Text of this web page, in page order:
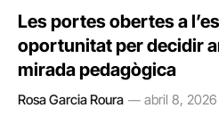
Les portes obertes a
oportunitat per decidir
mirada pedagògica
Rosa Garcia Roura abril 8, 2026